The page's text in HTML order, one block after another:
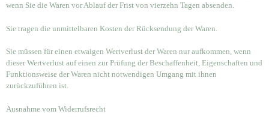
wenn Sie die Waren vor Ablauf der Frist von vierzehn Tagen absenden.
Sie tragen die unmittelbaren Kosten der Rücksendung der Waren.
Sie müssen für einen etwaigen Wertverlust der Waren nur aufkommen, wenn
dieser Wertverlust auf einen zur Prüfung der Beschaffenheit, Eigenschaften und
Funktionsweise der Waren nicht notwendigen Umgang mit ihnen
zurückzuführen ist.
Ausnahme vom Widerrufsrecht